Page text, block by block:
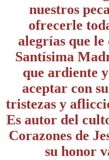
nuestros
ofrecerle
alegrías que
Santísima
que ardiente
aceptar con
tristezas y
Es autor del
Corazones de
su honor